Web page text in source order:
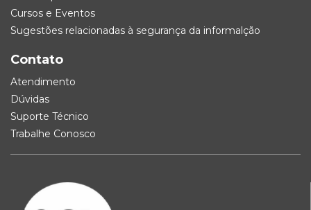
Cursos e Eventos
Sugestões relacionadas à segurança da informalção
Contato
Atendimento
Dúvidas
Suporte Técnico
Trabalhe Conosco